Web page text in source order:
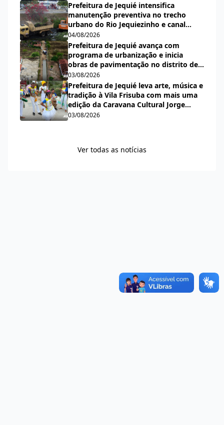
Prefeitura de Jequié intensifica
manutenção preventiva no trecho
urbano do Rio Jequiezinho e canal
pluvial do bairro Espírito Santo
04/08/2026
Prefeitura de Jequié avança com
programa de urbanização e inicia
obras de pavimentação no distrito de
Nova Esperança
03/08/2026
Prefeitura de Jequié leva arte, música e
tradição à Vila Frisuba com mais uma
edição da Caravana Cultural Jorge
Salomão
03/08/2026
Ver todas as notícias